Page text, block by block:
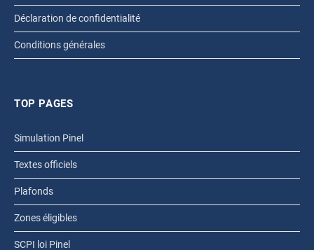
Déclaration de confidentialité
Conditions générales
TOP PAGES
Simulation Pinel
Textes officiels
Plafonds
Zones éligibles
SCPI loi Pinel